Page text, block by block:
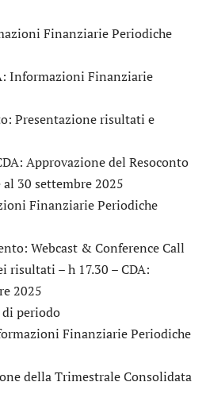
Finanziarie Periodiche
Informazioni Finanziarie
Presentazione risultati e
Approvazione del Resoconto
30 settembre 2025
Finanziarie Periodiche
Webcast & Conference Call
risultati – h 17.30 – CDA:
2025
periodo
Finanziarie Periodiche
della Trimestrale Consolidata